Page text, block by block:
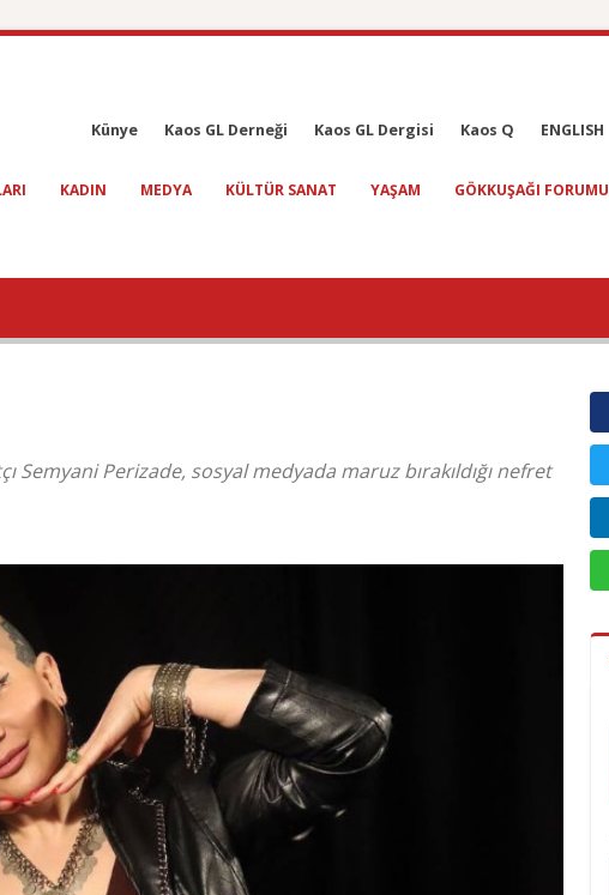
Künye Kaos GL Derneği Kaos GL Dergisi Kaos Q ENGLISH
KADIN MEDYA KÜLTÜR SANAT YAŞAM GÖKKUŞAĞI FORUMU
Semyani Perizade, sosyal medyada maruz bırakıldığı nefret